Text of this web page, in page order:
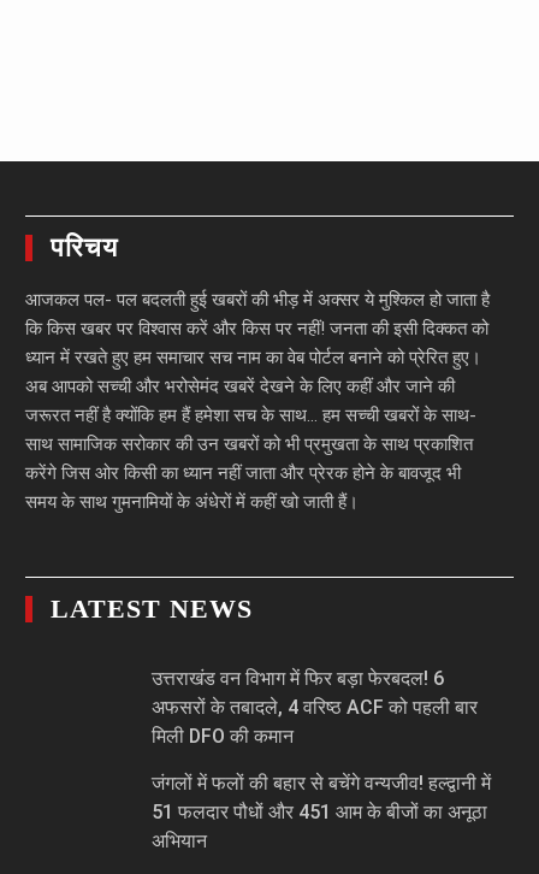
परिचय
आजकल पल- पल बदलती हुई खबरों की भीड़ में अक्सर ये मुश्किल हो जाता है
कि किस खबर पर विश्वास करें और किस पर नहीं! जनता की इसी दिक्कत को
ध्यान में रखते हुए हम समाचार सच नाम का वेब पोर्टल बनाने को प्रेरित हुए।
अब आपको सच्ची और भरोसेमंद खबरें देखने के लिए कहीं और जाने की
जरूरत नहीं है क्योंकि हम हैं हमेशा सच के साथ… हम सच्ची खबरों के साथ-
साथ सामाजिक सरोकार की उन खबरों को भी प्रमुखता के साथ प्रकाशित
करेंगे जिस ओर किसी का ध्यान नहीं जाता और प्रेरक होने के बावजूद भी
समय के साथ गुमनामियों के अंधेरों में कहीं खो जाती हैं।
LATEST NEWS
उत्तराखंड वन विभाग में फिर बड़ा फेरबदल! 6
अफसरों के तबादले, 4 वरिष्ठ ACF को पहली बार
मिली DFO की कमान
जंगलों में फलों की बहार से बचेंगे वन्यजीव! हल्द्वानी में
51 फलदार पौधों और 451 आम के बीजों का अनूठा
अभियान